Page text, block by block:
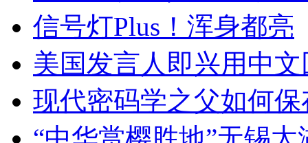
信号灯Plus！浑身都亮
美国发言人即兴用中
现代密码学之父如何